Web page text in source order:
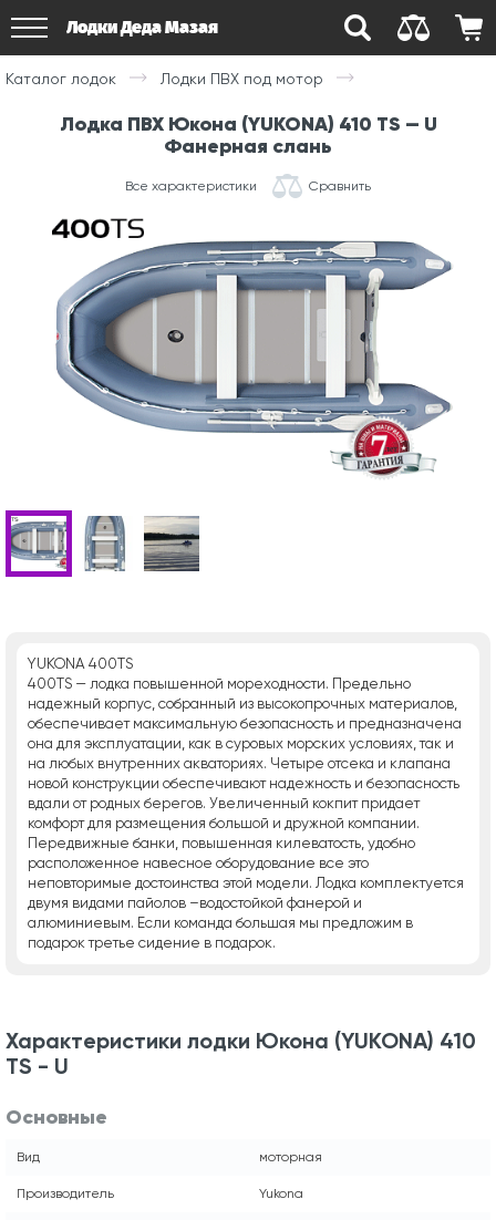
Лодки Деда Мазая
Каталог лодок Лодки ПВХ под мотор
Лодка ПВХ Юкона (YUKONA) 410 TS — U
Фанерная слань
Все характеристики Сравнить
YUKONA 400TS
400TS — лодка повышенной мореходности. Предельно
надежный корпус, собранный из высокопрочных материалов,
обеспечивает максимальную безопасность и предназначена
она для эксплуатации, как в суровых морских условиях, так и
на любых внутренних акваториях. Четыре отсека и клапана
новой конструкции обеспечивают надежность и безопасность
вдали от родных берегов. Увеличенный кокпит придает
комфорт для размещения большой и дружной компании.
Передвижные банки, повышенная килеватость, удобно
расположенное навесное оборудование все это
неповторимые достоинства этой модели. Лодка комплектуется
двумя видами пайолов –водостойкой фанерой и
алюминиевым. Если команда большая мы предложим в
подарок третье сидение в подарок.
Характеристики лодки Юкона (YUKONA) 410
TS - U
Основные
Вид моторная
Производитель Yukona